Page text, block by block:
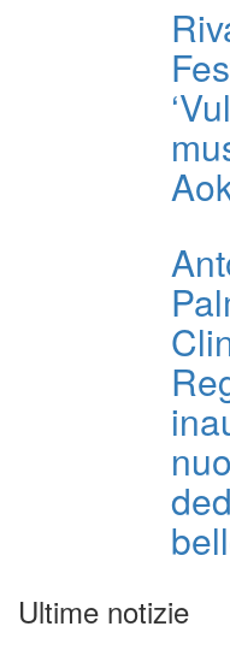
Ultime notizie